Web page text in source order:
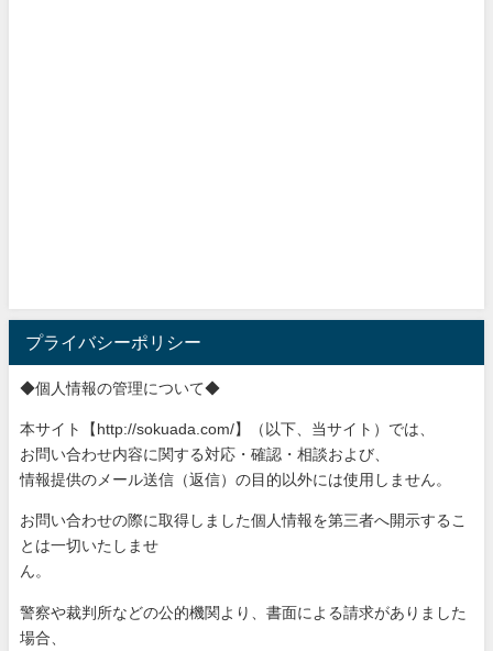
プライバシーポリシー
◆個人情報の管理について◆
本サイト【http://sokuada.com/】（以下、当サイト）では、
お問い合わせ内容に関する対応・確認・相談および、
情報提供のメール送信（返信）の目的以外には使用しません。
お問い合わせの際に取得しました個人情報を第三者へ開示するこ
と は一切いたしませ
ん。
警察や裁判所などの公的機関より、書面による請求がありました
場合、